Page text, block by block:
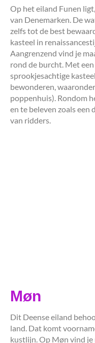
Op het eiland Funen
van Denemarken. De
zelfs tot de best
kasteel in
Aangrenzend vind je
rond de burcht. Met
sprookjesachtige
bewonderen,
poppenhuis). Rondom
en te beleven zoals
van ridders.
Møn
Dit Deense eiland
land. Dat komt
kustlijn. Op Møn vind